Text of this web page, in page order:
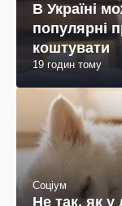
В Україні
популярні
коштувати
19 годин тому
Соціум
Не так, як у